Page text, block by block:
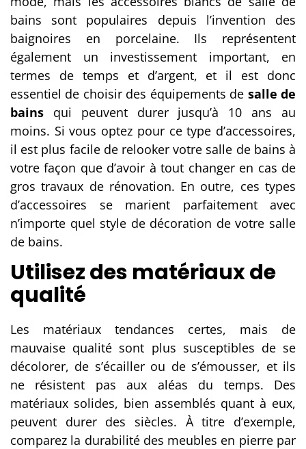
bains sont populaires depuis l’invention des
baignoires en porcelaine. Ils représentent
également un investissement important, en
termes de temps et d’argent, et il est donc
essentiel de choisir des équipements de salle de
bains qui peuvent durer jusqu’à 10 ans au
moins. Si vous optez pour ce type d’accessoires,
il est plus facile de relooker votre salle de bains à
votre façon que d’avoir à tout changer en cas de
gros travaux de rénovation. En outre, ces types
d’accessoires se marient parfaitement avec
n’importe quel style de décoration de votre salle
de bains.
Utilisez des matériaux de
qualité
Les matériaux tendances certes, mais de
mauvaise qualité sont plus susceptibles de se
décolorer, de s’écailler ou de s’émousser, et ils
ne résistent pas aux aléas du temps. Des
matériaux solides, bien assemblés quant à eux,
peuvent durer des siècles. À titre d’exemple,
comparez la durabilité des meubles en pierre par